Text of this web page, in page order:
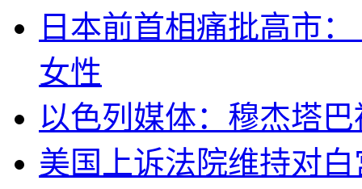
日本前首相痛批高市
女性
以色列媒体：穆杰塔
美国上诉法院维持对